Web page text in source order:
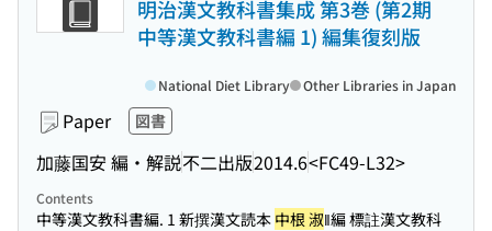
明治漢文教科書集成 第3巻 (第2期
中等漢文教科書編 1) 編集復刻版
Paper 図書
加藤国安 編・解説不二出版2014.6<FC49-L32>
National Diet Library Other Libraries in Japan
Contents
中等漢文教科書編. 1 新撰漢文読本 中根 淑‖編 標註漢文教科